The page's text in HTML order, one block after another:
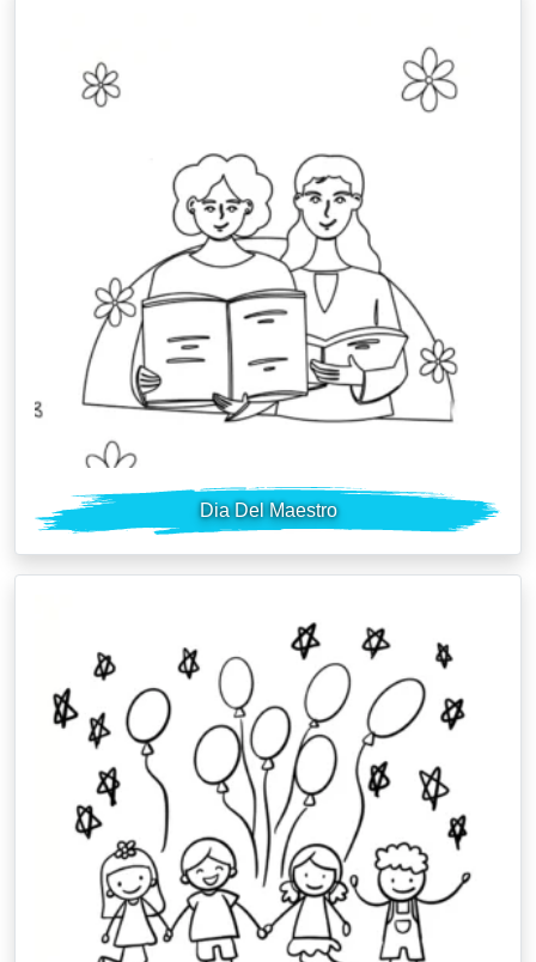
Dia Del Maestro